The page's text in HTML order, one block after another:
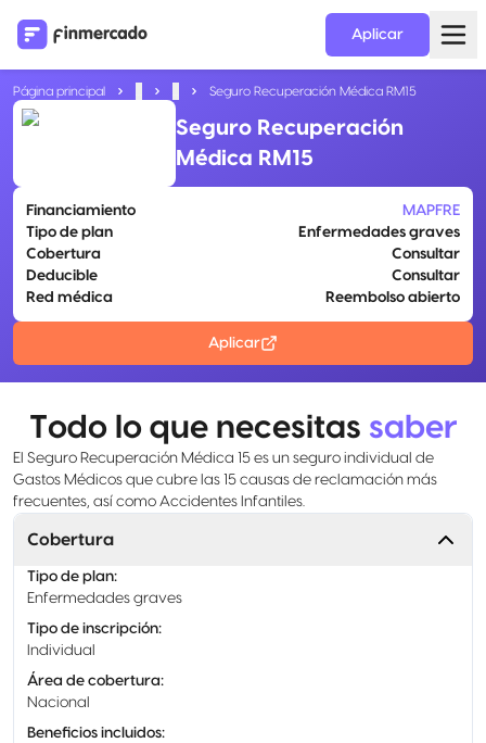
Aplicar
Página principal Seguro Recuperación Médica RM15
Seguro Recuperación
Médica RM15
Financiamiento
MAPFRE
Tipo de plan
Enfermedades graves
Cobertura
Consultar
Deducible
Consultar
Red médica
Reembolso abierto
Aplicar
Todo lo que necesitas saber
El Seguro Recuperación Médica 15 es un seguro individual de
Gastos Médicos que cubre las 15 causas de reclamación más
frecuentes, así como Accidentes Infantiles.
Cobertura
Tipo de plan:
Enfermedades graves
Tipo de inscripción:
Individual
Área de cobertura:
Nacional
Beneficios incluidos: